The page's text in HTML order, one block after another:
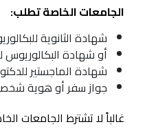
الجامعات الخاصة تطلب:
شهادة الثانوية
أو شهادة البكالوريوس
شهادة الماجستير
جواز سفر أو هوية
غالباً لا تشترط الجامعات